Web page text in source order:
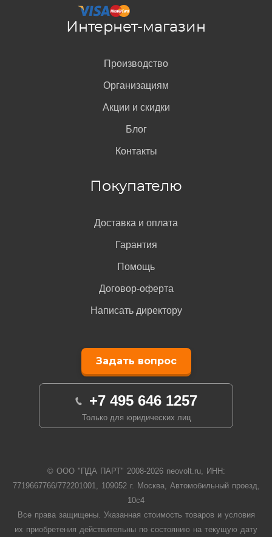
Интернет-магазин
Производство
Организациям
Акции и скидки
Блог
Контакты
Покупателю
Доставка и оплата
Гарантия
Помощь
Договор-оферта
Написать директору
Задать вопрос
+7 495 646 1257
Только для юридических лиц
© ООО "ПДА ПАРТ" 2008-2026neovolt.ru, ИНН:
7719667766/772201001, 109052 г. Москва, Автомобильный проезд,
10с4
Все права защищены. Указанная стоимость товаров и условия
их приобретения действительны по состоянию на текущую дату